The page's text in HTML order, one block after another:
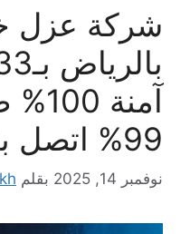
شركة عزل
99% اتصل بنا الان
نوفمبر 14, 2025 بقلم